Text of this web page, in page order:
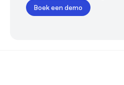
Boek een demo